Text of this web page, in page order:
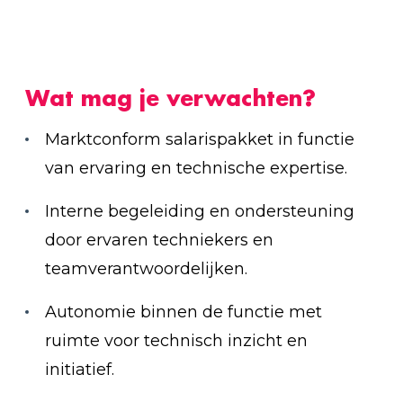
Wat mag je verwachten?
Marktconform salarispakket in functie
van ervaring en technische expertise.
Interne begeleiding en ondersteuning
door ervaren techniekers en
teamverantwoordelijken.
Autonomie binnen de functie met
ruimte voor technisch inzicht en
initiatief.